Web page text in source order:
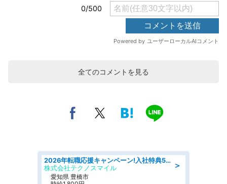
全てのコメントを見る
＞
2026年転職応援キャンペーン!入社特典58万円/デンソーで働こう!自動車工場で小型部品の検査業務 denso aichi
株式会社テクノスマイル
愛知県 豊橋市